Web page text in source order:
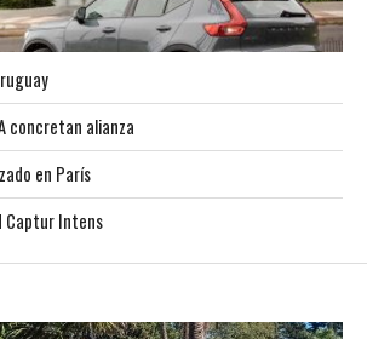
concretan alianza
en París
Captur Intens